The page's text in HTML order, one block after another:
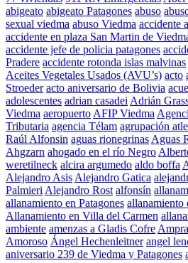
abigeato abigeato Patagones abuso
sexual viedma abuso Viedma accidente
accidente en plaza San Martin de
accidente jefe de policia patagones
Pradere accidente rotonda islas malvinas
Aceites Vegetales Usados (AVU’s) acto
Stroeder acto aniversario de Bolivia
adolescentes adrian casadei Adrián
Viedma aeropuerto AFIP Viedma
Tributaria agencia Télam agrupación
Raúl Alfonsin aguas rionegrinas Aguas
Ahgzarn ahogado en el río Negro
weretilneck alcira argumedo aldo boffa
Alejandro Asis Alejandro Gatica
Palmieri Alejandro Rost alfonsín
allanamiento en Patagones allanamiento
Allanamiento en Villa del Carmen
ambiente amenzas a Gladis Cofre
Amoroso Ángel Hechenleitner angel
aniversario 239 de Viedma y Patagones